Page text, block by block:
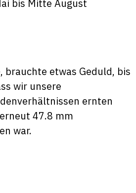
bis Mitte August
etwas Geduld, bis
wir unsere
ernten
47.8 mm
war.